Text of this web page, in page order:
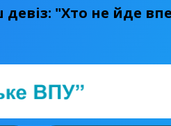
"Хто не йде